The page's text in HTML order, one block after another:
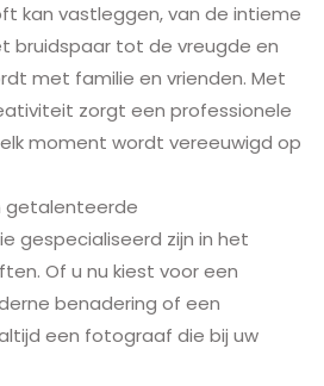
kan vastleggen, van de intieme
bruidspaar tot de vreugde en
met familie en vrienden. Met
zorgt een professionele
moment wordt vereeuwigd op
getalenteerde
gespecialiseerd zijn in het
Of u nu kiest voor een
benadering of een
een fotograaf die bij uw